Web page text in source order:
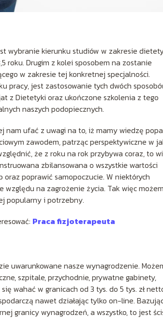
wybranie kierunku studiów w zakresie
roku. Drugim z kolei sposobem na zostanie
w zakresie tej konkretnej specjalności.
pracy, jest zastosowanie tych dwóch
z Dietetyki oraz ukończone szkolenia z tego
naszych podopiecznych.
ufać z uwagi na to, iż mamy wiedzę
zawodem, patrząc perspektywiczne w
że z roku na rok przybywa coraz, to
zbilansowana o wszystkie wartości
poprawić samopoczucie. W niektórych
na zagrożenie życia. Tak więc
popularny i potrzebny.
Praca fizjoterapeuta
uwarunkowane nasze wynagrodzenie.
szpitale, przychodnie, prywatne gabinety,
wahać w granicach od 3 tys. do 5 tys. zł
nawet działając tylko on-line.
granicy wynagrodzeń, a wszystko, to jest